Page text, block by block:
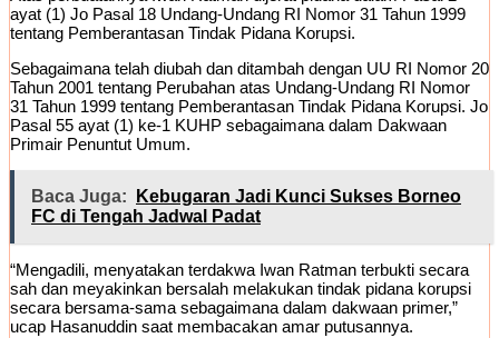
ayat (1) Jo Pasal 18 Undang-Undang RI Nomor 31 Tahun 1999
tentang Pemberantasan Tindak Pidana Korupsi.
Sebagaimana telah diubah dan ditambah dengan UU RI Nomor 20
Tahun 2001 tentang Perubahan atas Undang-Undang RI Nomor
31 Tahun 1999 tentang Pemberantasan Tindak Pidana Korupsi. Jo
Pasal 55 ayat (1) ke-1 KUHP sebagaimana dalam Dakwaan
Primair Penuntut Umum.
Baca Juga:
Kebugaran Jadi Kunci Sukses Borneo
FC di Tengah Jadwal Padat
“Mengadili, menyatakan terdakwa Iwan Ratman terbukti secara
sah dan meyakinkan bersalah melakukan tindak pidana korupsi
secara bersama-sama sebagaimana dalam dakwaan primer,”
ucap Hasanuddin saat membacakan amar putusannya.